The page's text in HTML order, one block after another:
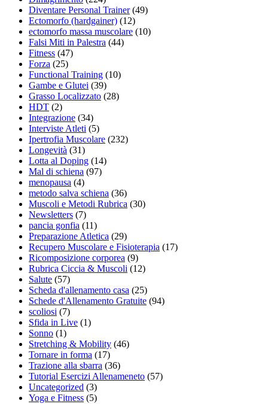
Diventare Personal Trainer(49)
Ectomorfo (hardgainer) (12)
ectomorfo massa muscolare (10)
Falsi Miti in Palestra (44)
Fitness (47)
Forza (25)
Functional Training (10)
Gambe e Glutei (39)
Grasso Localizzato (28)
HDT (2)
Integrazione (34)
Interviste Atleti (5)
Ipertrofia Muscolare (232)
Longevità (31)
Lotta al Doping (14)
Mal di schiena (97)
menopausa (4)
metodo salva schiena (36)
Muscoli e Metodi Rubrica (30)
Newsletters (7)
pancia gonfia (11)
Preparazione Atletica (29)
Recupero Muscolare e Fisioterapia (17)
Ricomposizione corporea (9)
Rubrica Ciccia & Muscoli (12)
Salute (57)
Scheda d'allenamento casa (25)
Schede d'Allenamento Gratuite (94)
scoliosi (7)
Sfida in Live (1)
Sonno (1)
Stretching & Mobility (46)
Tornare in forma (17)
Trazione alla sbarra (36)
Tutorial Esercizi Allenameneto (57)
Uncategorized (3)
Yoga e Fitness (5)